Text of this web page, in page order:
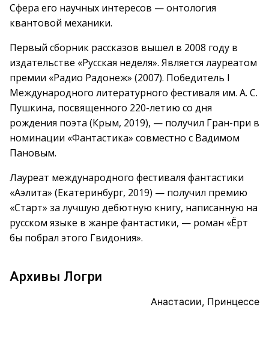
Сфера его научных интересов — онтология
квантовой механики.
Первый сборник рассказов вышел в 2008 году в
издательстве «Русская неделя». Является лауреатом
премии «Радио Радонеж» (2007). Победитель I
Международного литературного фестиваля им. А. С.
Пушкина, посвященного 220-летию со дня
рождения поэта (Крым, 2019), — получил Гран-при в
номинации «Фантастика» совместно с Вадимом
Пановым.
Лауреат международного фестиваля фантастики
«Аэлита» (Екатеринбург, 2019) — получил премию
«Старт» за лучшую дебютную книгу, написанную на
русском языке в жанре фантастики, — роман «Ёрт
бы побрал этого Гвидония».
Архивы Логри
Анастасии, Принцессе